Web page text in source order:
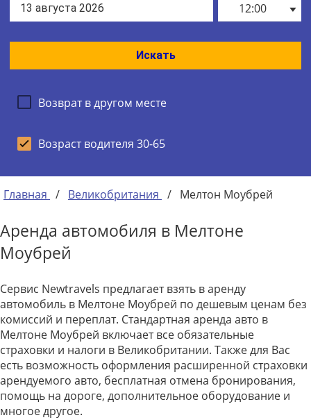
12:00
Искать
Возврат в другом месте
Возраст водителя 30-65
Главная / Великобритания / Мелтон Моубрей
Аренда автомобиля в Мелтоне
Моубрей
Сервис Newtravels предлагает взять в аренду
автомобиль в Мелтоне Моубрей по дешевым ценам без
комиссий и переплат. Стандартная аренда авто в
Мелтоне Моубрей включает все обязательные
страховки и налоги в Великобритании. Также для Вас
есть возможность оформления расширенной страховки
арендуемого авто, бесплатная отмена бронирования,
помощь на дороге, дополнительное оборудование и
многое другое.